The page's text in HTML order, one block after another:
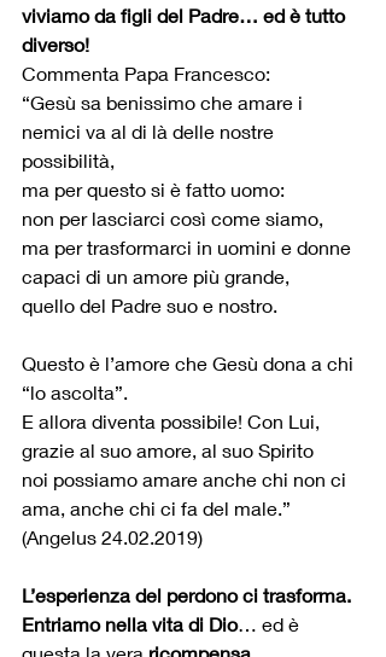
viviamo da figli del Padre… ed è tutto
diverso!
Commenta Papa Francesco:
“Gesù sa benissimo che amare i
nemici va al di là delle nostre
possibilità,
ma per questo si è fatto uomo:
non per lasciarci così come siamo,
ma per trasformarci in uomini e donne
capaci di un amore più grande,
quello del Padre suo e nostro.
Questo è l’amore che Gesù dona a chi
“lo ascolta”.
E allora diventa possibile! Con Lui,
grazie al suo amore, al suo Spirito
noi possiamo amare anche chi non ci
ama, anche chi ci fa del male.”
(Angelus 24.02.2019)
L’esperienza del perdono ci trasforma.
Entriamo nella vita di Dio… ed è